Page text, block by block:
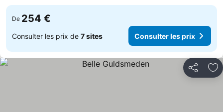
De 254 €
Consulter les prix de 7 sites Consulter les prix
Partager